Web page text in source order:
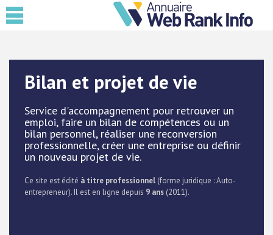
Bilan et projet de vie
Service d'accompagnement pour retrouver un
emploi, faire un bilan de compétences ou un
bilan personnel, réaliser une reconversion
professionnelle, créer une entreprise ou définir
un nouveau projet de vie.
Ce site est édité à titre professionnel (forme juridique : Auto-
entrepreneur). Il est en ligne depuis 9 ans (2011).